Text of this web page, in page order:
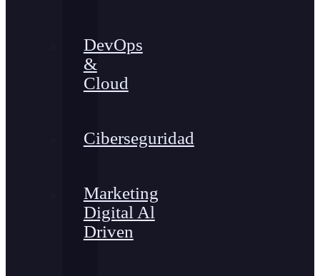
DevOps
&
Cloud
Ciberseguridad
Marketing
Digital Al
Driven